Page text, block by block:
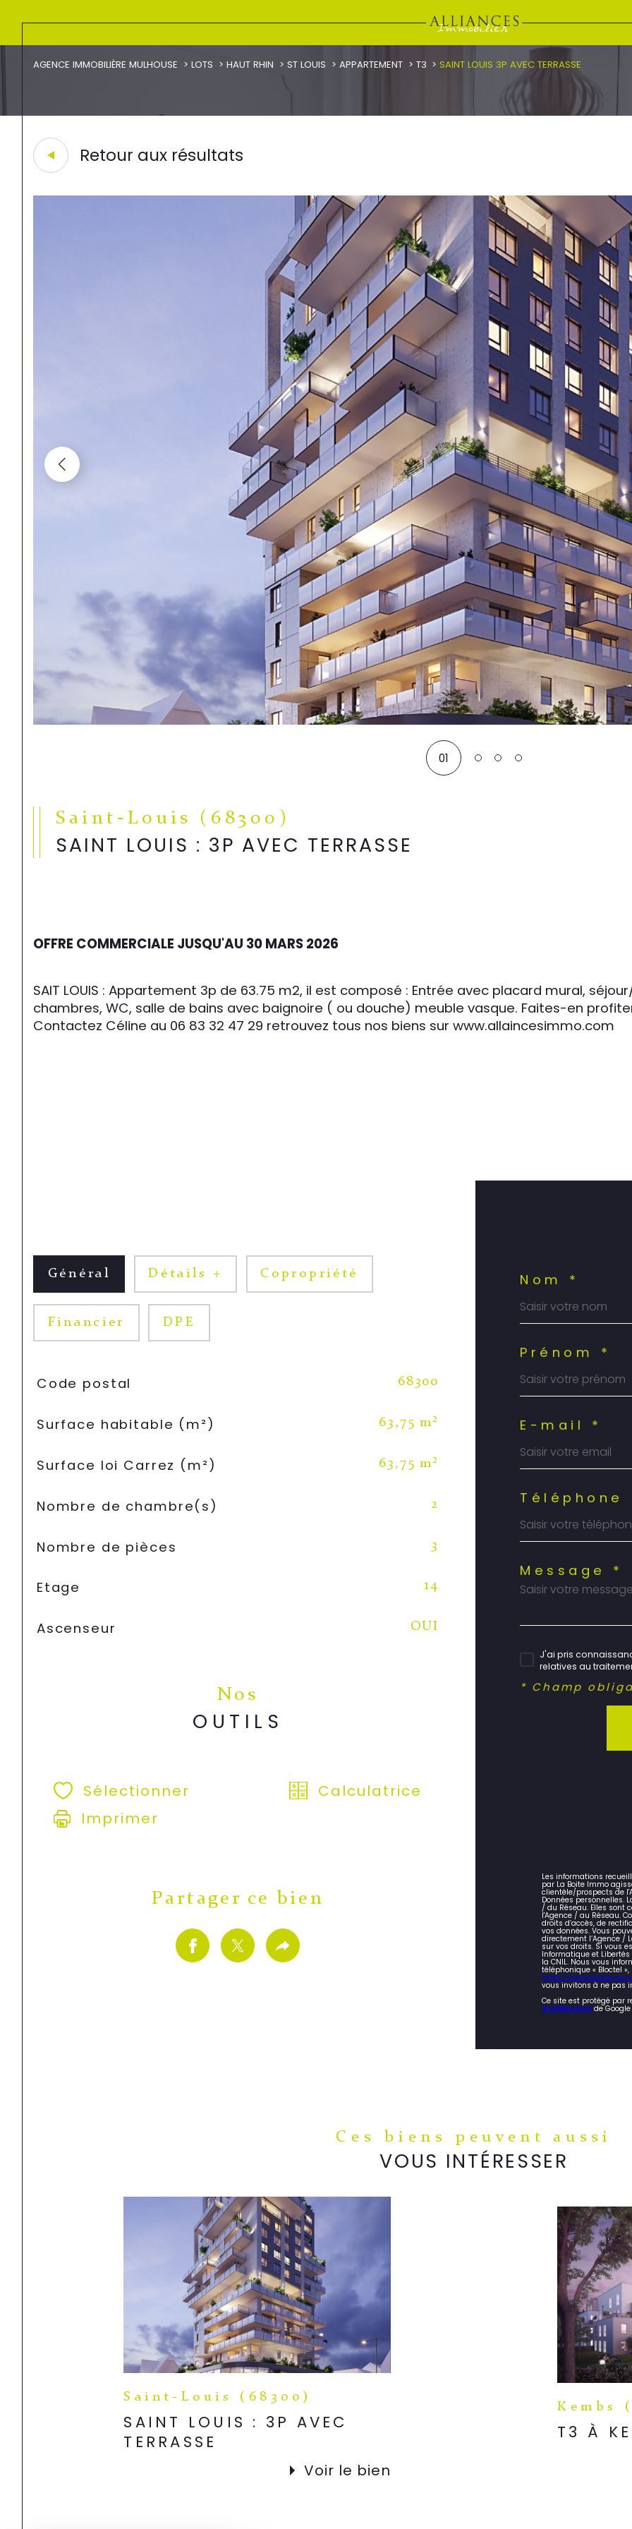
AGENCE IMMOBILIÈRE MULHOUSE LOTS HAUT RHIN ST LOUIS APPARTEMENT T3 SAINT LOUIS 3P AVEC TERRASSE
Retour aux résultats
01
Saint-Louis (68300)
SAINT LOUIS : 3P AVEC TERRASSE
OFFRE COMMERCIALE JUSQU'AU 30 MARS 2026
SAIT LOUIS : Appartement 3p de 63.75 m2, il est composé : Entrée avec placard mural,
chambres, WC, salle de bains avec baignoire ( ou douche) meuble vasque. Faites-en
Contactez Céline au 06 83 32 47 29 retrouvez tous nos biens sur www.allaincesimmo.com
Général Détails + Copropriété
Financier DPE
TRAD_SIROCCO_Caracteristique
Code postal 68300
Surface habitable (m²) 63,75 m²
Surface loi Carrez (m²) 63,75 m²
Nombre de chambre(s) 2
Nombre de pièces 3
Etage 14
Ascenseur OUI
Nos
OUTILS
Sélectionner
Calculatrice
Imprimer
Partager ce bien
Nom *
Prénom *
E-mail *
Téléphone
Message *
J'ai pris
relatives au
* Champ
Les informations
par La Boite Immo
clientèle/prospects de
Données personnelles.
/ du Réseau. Elles sont
l'Agence / au Réseau.
droits d’accès, de
vos données. Vous
directement l’Agence /
sur vos droits. Si vous
Informatique et
la CNIL. Nous vous
téléphonique « Bloctel
https://
vous invitons à ne pas
Ce site est protégé par
d'utilisationde
Ces biens peuvent aussi
VOUS INTÉRESSER
Saint-Louis (68300)
SAINT LOUIS : 3P AVEC
TERRASSE
Voir le bien
Kembs
T3 À